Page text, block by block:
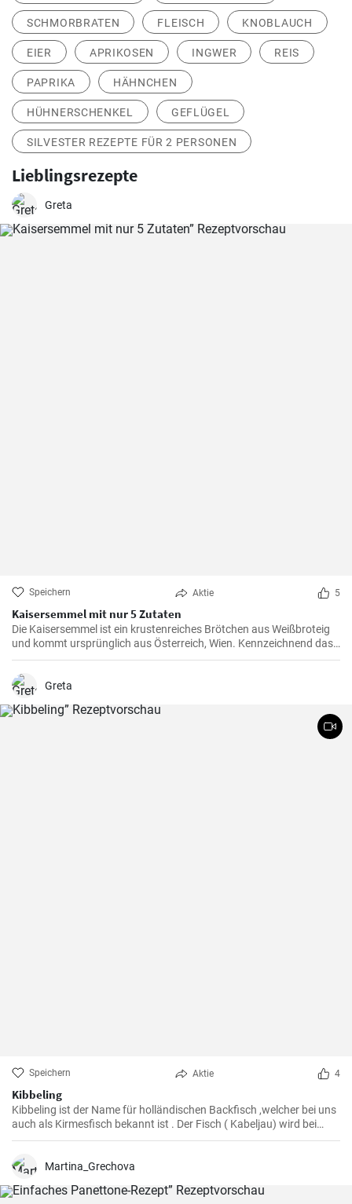
SCHMORBRATEN FLEISCH KNOBLAUCH
EIER APRIKOSEN INGWER REIS
PAPRIKA HÄHNCHEN
HÜHNERSCHENKEL GEFLÜGEL
SILVESTER REZEPTE FÜR 2 PERSONEN
Lieblingsrezepte
Greta
Speichern Aktie 5
Kaisersemmel mit nur 5 Zutaten
Die Kaisersemmel ist ein krustenreiches Brötchen aus Weißbroteig
und kommt ursprünglich aus Österreich, Wien. Kennzeichnend das
sternförmige Muster auf der Semmel durch Falten des Teigstücks
und natürlich mit Hefeteig gebacken.
Greta
Speichern Aktie 4
Kibbeling
Kibbeling ist der Name für holländischen Backfisch ,welcher bei uns
auch als Kirmesfisch bekannt ist . Der Fisch ( Kabeljau) wird bei
diesem Rezept in heißem Öl fritiert bis er eine knusprike Kruste hat .
Martina_Grechova